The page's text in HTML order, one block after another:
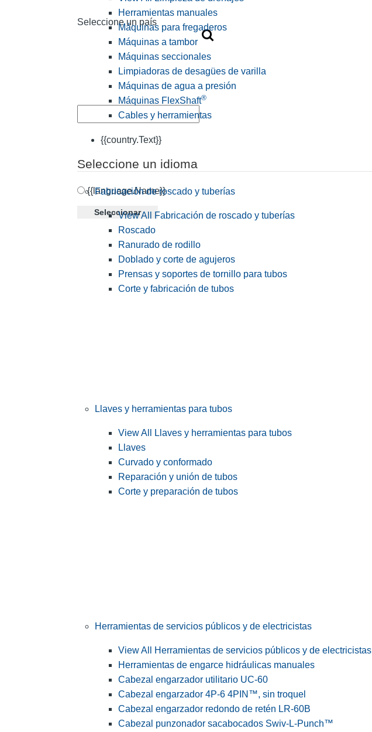
Seleccione un país
{{country.Text}}
Seleccione un idioma
{{language.Name}}
Seleccionar
Herramientas manuales
Máquinas para fregaderos
Máquinas a tambor
Máquinas seccionales
Limpiadoras de desagües de varilla
Máquinas de agua a presión
Máquinas FlexShaft®
Cables y herramientas
Fabricación de roscado y tuberías
View All Fabricación de roscado y tuberías
Roscado
Ranurado de rodillo
Doblado y corte de agujeros
Prensas y soportes de tornillo para tubos
Corte y fabricación de tubos
Llaves y herramientas para tubos
View All Llaves y herramientas para tubos
Llaves
Curvado y conformado
Reparación y unión de tubos
Corte y preparación de tubos
Herramientas de servicios públicos y de electricistas
View All Herramientas de servicios públicos y de electricistas
Herramientas de engarce hidráulicas manuales
Cabezal engarzador utilitario UC-60
Cabezal engarzador 4P-6 4PIN™, sin troquel
Cabezal engarzador redondo de retén LR-60B
Cabezal punzonador sacabocados Swiv-L-Punch™